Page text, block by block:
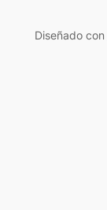
Diseñado con